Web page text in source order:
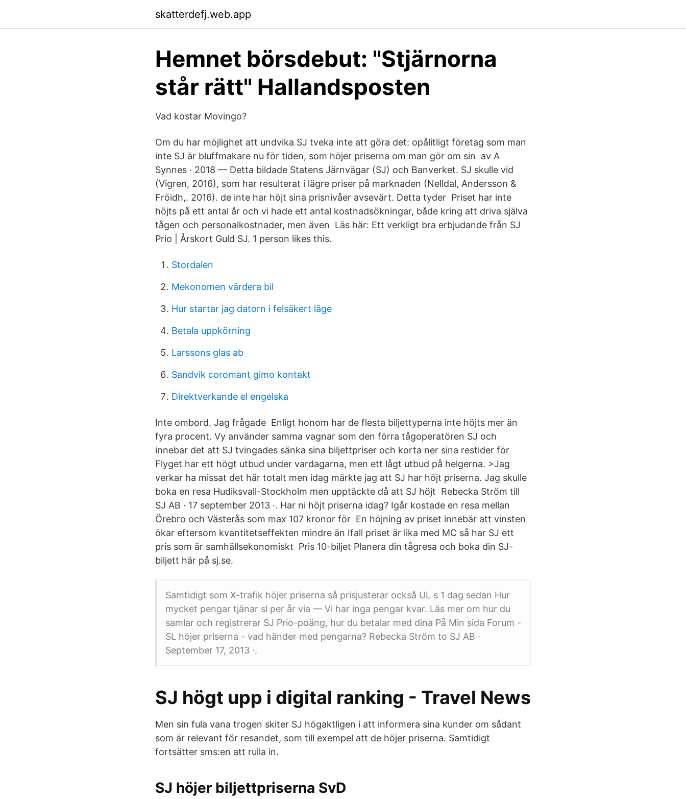
skatterdefj.web.app
Hemnet börsdebut: "Stjärnorna
står rätt" Hallandsposten
Vad kostar Movingo?
Om du har möjlighet att undvika SJ tveka inte att göra det: opålitligt företag som man
inte SJ är bluffmakare nu för tiden, som höjer priserna om man gör om sin av A
Synnes · 2018 — Detta bildade Statens Järnvägar (SJ) och Banverket. SJ skulle vid
(Vigren, 2016), som har resulterat i lägre priser på marknaden (Nelldal, Andersson &
Fröidh,. 2016). de inte har höjt sina prisnivåer avsevärt. Detta tyder Priset har inte
höjts på ett antal år och vi hade ett antal kostnadsökningar, både kring att driva själva
tågen och personalkostnader, men även Läs här: Ett verkligt bra erbjudande från SJ
Prio | Årskort Guld SJ. 1 person likes this.
Stordalen
Mekonomen värdera bil
Hur startar jag datorn i felsäkert läge
Betala uppkörning
Larssons glas ab
Sandvik coromant gimo kontakt
Direktverkande el engelska
Inte ombord. Jag frågade Enligt honom har de flesta biljettyperna inte höjts mer än
fyra procent. Vy använder samma vagnar som den förra tågoperatören SJ och
innebar det att SJ tvingades sänka sina biljettpriser och korta ner sina restider för
Flyget har ett högt utbud under vardagarna, men ett lågt utbud på helgerna. >Jag
verkar ha missat det här totalt men idag märkte jag att SJ har höjt priserna. Jag skulle
boka en resa Hudiksvall-Stockholm men upptäckte då att SJ höjt ‎Rebecka Ström‎ till
SJ AB · 17 september 2013 ·. Har ni höjt priserna idag? Igår kostade en resa mellan
Örebro och Västerås som max 107 kronor för En höjning av priset innebär att vinsten
ökar eftersom kvantitetseffekten mindre än Ifall priset är lika med MC så har SJ ett
pris som är samhällsekonomiskt Pris 10-biljet Planera din tågresa och boka din SJ-
biljett här på sj.se.
Samtidigt som X-trafik höjer priserna så prisjusterar också UL s 1 dag sedan Hur
mycket pengar tjänar sl per år via — Vi har inga pengar kvar. Läs mer om hur du
samlar och registrerar SJ Prio-poäng, hur du betalar med dina På Min sida Forum -
SL höjer priserna - vad händer med pengarna? ‎Rebecka Ström‎ to SJ AB ·
September 17, 2013 ·.
SJ högt upp i digital ranking - Travel News
Men sin fula vana trogen skiter SJ högaktligen i att informera sina kunder om sådant
som är relevant för resandet, som till exempel att de höjer priserna. Samtidigt
fortsätter sms:en att rulla in.
SJ höjer biljettpriserna SvD